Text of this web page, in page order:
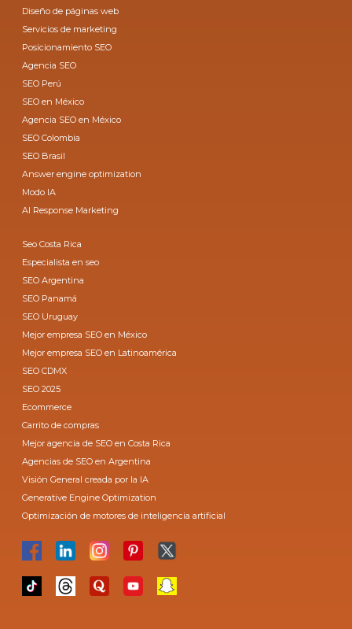
Diseño de páginas web
Servicios de marketing
Posicionamiento SEO
Agencia SEO
SEO Perú
SEO en México
Agencia SEO en México
SEO Colombia
SEO Brasil
Answer engine optimization
Modo IA
AI Response Marketing
Seo Costa Rica
Especialista en seo
SEO Argentina
SEO Panamá
SEO Uruguay
Mejor empresa SEO en México
Mejor empresa SEO en Latinoamérica
SEO CDMX
SEO 2025
Ecommerce
Carrito de compras
Mejor agencia de SEO en Costa Rica
Agencias de SEO en Argentina
Visión General creada por la IA
Generative Engine Optimization
Optimización de motores de inteligencia artificial